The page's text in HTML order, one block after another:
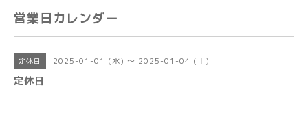
営業日カレンダー
定休日 2025-01-01 (水) ～ 2025-01-04 (土)
定休日